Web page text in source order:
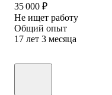
35 000 ₽
Не ищет работу
Общий опыт
17 лет 3 месяца